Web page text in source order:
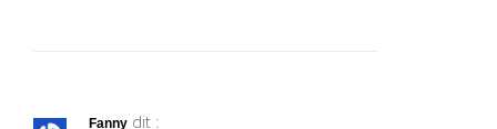
Fanny dit :